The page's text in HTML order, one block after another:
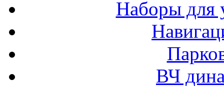
Наборы для
ВЧ